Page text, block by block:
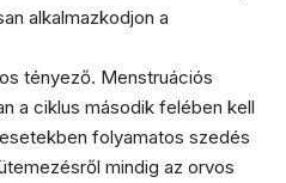
alkalmazkodjon a
tényező. Menstruációs
a ciklus második felében kell
folyamatos szedés
mindig az orvos